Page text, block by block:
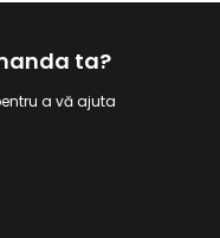
ta?
a vă ajuta